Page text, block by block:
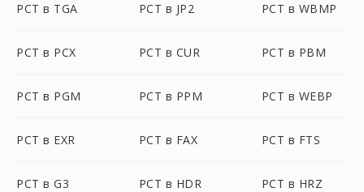
PCT в TGA PCT в JP2 PCT в WBMP
PCT в PCX PCT в CUR PCT в PBM
PCT в PGM PCT в PPM PCT в WEBP
PCT в EXR PCT в FAX PCT в FTS
PCT в G3 PCT в HDR PCT в HRZ